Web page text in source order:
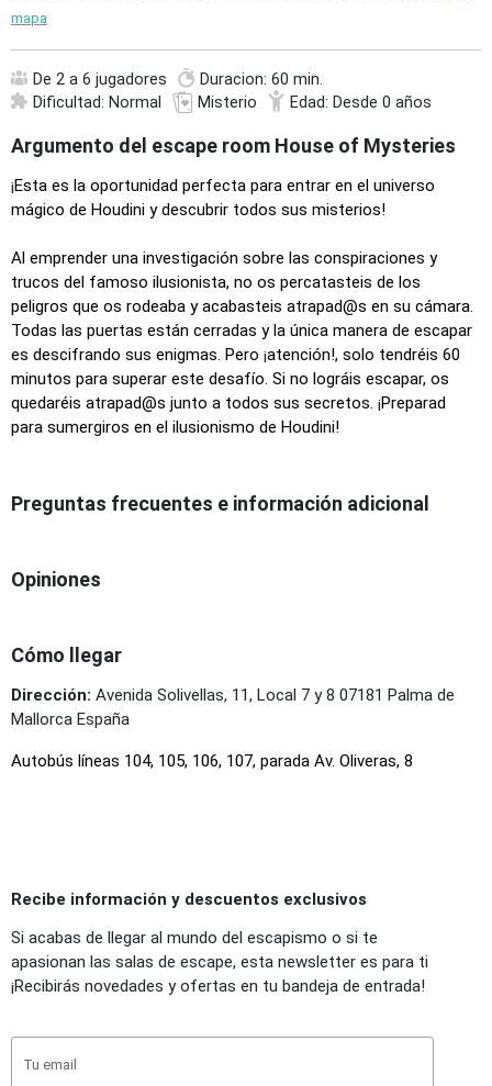
mapa
De 2 a 6 jugadores
Duracion: 60 min.
Dificultad: Normal
Misterio Edad: Desde 0 años
Argumento del escape room House of Mysteries
¡Esta es la oportunidad perfecta para entrar en el universo
mágico de Houdini y descubrir todos sus misterios!
Al emprender una investigación sobre las conspiraciones y
trucos del famoso ilusionista, no os percatasteis de los
peligros que os rodeaba y acabasteis atrapad@s en su cámara.
Todas las puertas están cerradas y la única manera de escapar
es descifrando sus enigmas. Pero ¡atención!, solo tendréis 60
minutos para superar este desafío. Si no lográis escapar, os
quedaréis atrapad@s junto a todos sus secretos. ¡Preparad
para sumergiros en el ilusionismo de Houdini!
Preguntas frecuentes e información adicional
Opiniones
Cómo llegar
Dirección: Avenida Solivellas, 11, Local 7 y 8 07181 Palma de
Mallorca España
Autobús líneas 104, 105, 106, 107, parada Av. Oliveras, 8
Recibe información y descuentos exclusivos
Si acabas de llegar al mundo del escapismo o si te
apasionan las salas de escape, esta newsletter es para ti
¡Recibirás novedades y ofertas en tu bandeja de entrada!